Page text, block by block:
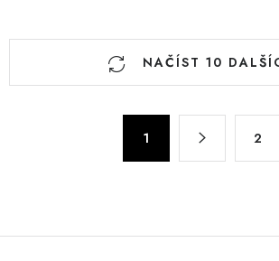
O
p
NAČÍST 10
k
1 2